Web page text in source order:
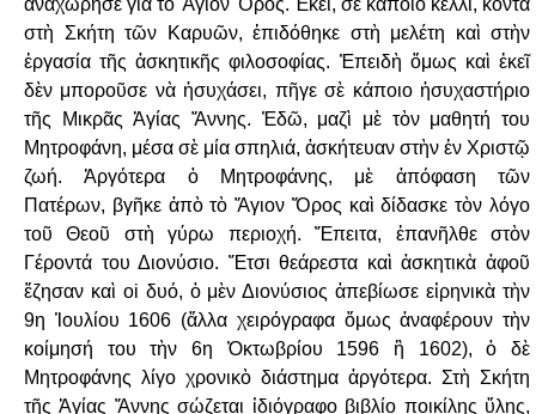
ἀναχώρησε γιὰ τὸ Ἅγιον Ὄρος. Ἐκεῖ, σὲ κάποιο κελλί, κοντὰ
στὴ Σκήτη τῶν Καρυῶν, ἐπιδόθηκε στὴ μελέτη καὶ στὴν
ἐργασία τῆς ἀσκητικῆς φιλοσοφίας. Ἐπειδὴ ὅμως καὶ ἐκεῖ
δὲν μποροῦσε νὰ ἡσυχάσει, πῆγε σὲ κάποιο ἡσυχαστήριο
τῆς
Μικρᾶς Ἁγίας Ἄννης. Ἐδῶ, μαζὶ μὲ τὸν μαθητή του
Μητροφάνη, μέσα σὲ μία σπηλιά, ἀσκήτευαν στὴν ἐν Χριστῷ
ζωή. Ἀργότερα ὁ Μητροφάνης, μὲ ἀπόφαση τῶν
Πατέρων, βγῆκε ἀπὸ τὸ Ἅγιον Ὄρος καὶ δίδασκε τὸν λόγο
τοῦ Θεοῦ στὴ γύρω περιοχή. Ἔπειτα, ἐπανῆλθε στὸν
Γέροντά του Διονύσιο. Ἔτσι θεάρεστα καὶ ἀσκητικὰ ἀφοῦ
ἔζησαν καὶ oi δυό, ὁ μὲν Διονύσιος ἀπεβίωσε εἰρηνικὰ τὴν
9η Ἰουλίου 1606 (ἄλλα χειρόγραφα ὅμωςἀναφέρουν τὴν
κοίμησή του τὴν 6η Ὀκτωβρίου 1596 ἢ 1602), ὁ δὲ
Μητροφάνης λίγο χρονικὸ διάστημα ἀργότερα. Στὴ Σκήτη
τῆς Ἁγίας Ἄννης σῴζεται ἰδιόγραφο βιβλίο ποικίλης ὕλης,